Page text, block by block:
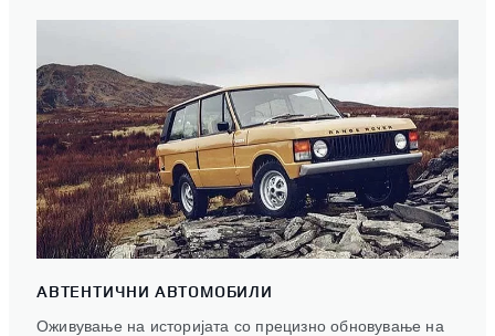
АВТЕНТИЧНИ АВТОМОБИЛИ
Оживување на историјата со прецизно обновување на